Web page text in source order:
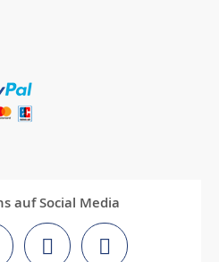
auf Social Media